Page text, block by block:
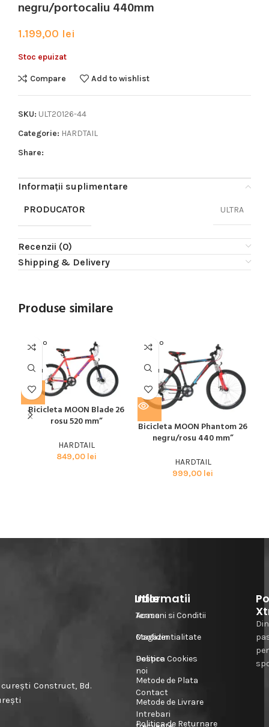
negru/portocaliu 440mm
1.199,00 lei
Stoc epuizat
Compare Add to wishlist
SKU: ULT20126-44
Categorie: HARDTAIL
Share:
Informații suplimentare
PRODUCATOR
ULTRA
Recenzii (0)
Shipping & Delivery
Produse similare
SOLD O
UT
MOON
Bicicleta MOON Blade 26
rosu 520 mm”
HARDTAIL
849,00 lei
SOLD O
UT
MOON
Bicicleta MOON Phantom 26
negru/rosu 440 mm”
HARDTAIL
999,00 lei
Construct, Bd.
Informatii
Acasa
Magazin
Despre
noi
Contact
Intrebari
Utile
Termeni si Conditii
Confidentialitate
Politica Cookies
Metode de Plata
Metode de Livrare
Politica de Returnare
Din